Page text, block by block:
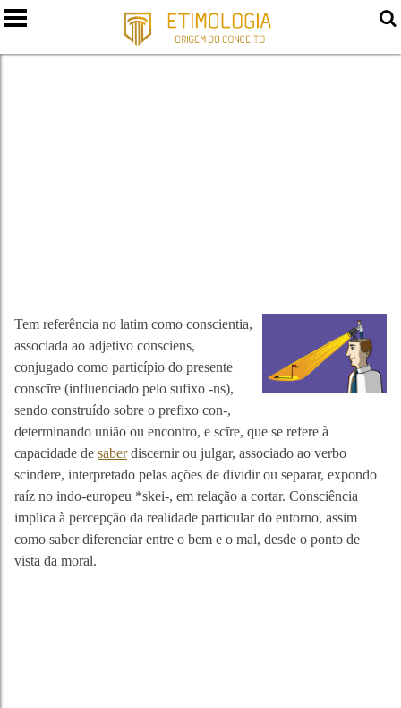
CONSCIÊNCIA
Tem referência no latim como conscientia,
associada ao adjetivo consciens,
conjugado como particípio do presente
conscīre (influenciado pelo sufixo -ns),
sendo construído sobre o prefixo con-,
determinando união ou encontro, e scīre, que se refere à
capacidade de saberdiscernir ou julgar, associado ao verbo
scindere, interpretado pelas ações de dividir ou separar, expondo
raíz no indo-europeu *skei-, em relação a cortar. Consciência
implica à percepção da realidade particular do entorno, assim
como saber diferenciar entre o bem e o mal, desde o ponto de
vista da moral.